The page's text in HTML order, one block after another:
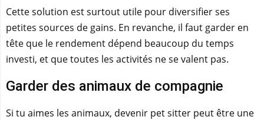
Cette solution est surtout utile pour diversifier ses
petites sources de gains. En revanche, il faut garder en
tête que le rendement dépend beaucoup du temps
investi, et que toutes les activités ne se valent pas.
Garder des animaux de compagnie
Si tu aimes les animaux, devenir pet sitter peut être une